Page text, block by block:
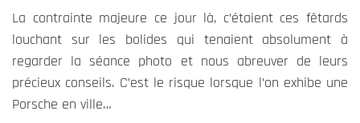
La contrainte majeure ce jour là, c’étaient ces fêtards
louchant sur les bolides qui tenaient absolument à
regarder la séance photo et nous abreuver de leurs
précieux conseils. C’est le risque lorsque l’on exhibe une
Porsche en ville…